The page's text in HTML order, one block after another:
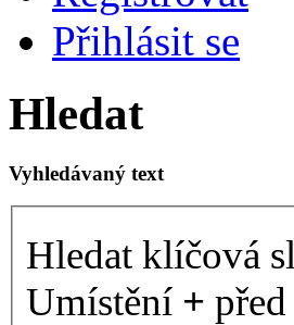
Přihlásit se
Hledat
Vyhledávaný text
Hledat klíčová
Umístění +